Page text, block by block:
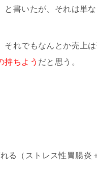
」と書いたが、それは単
それでもなんとか売上
持ちよう だと思う。
る（ストレス性胃腸炎